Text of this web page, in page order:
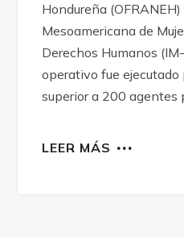
Hondureña
Mesoamericana de
Derechos Humanos
operativo fue
superior a 200 agentes
LEER MÁS